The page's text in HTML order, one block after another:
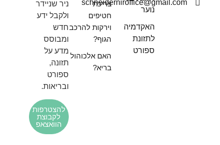
schneiderniroffice@gmail.com
נוער
האקדמיה
לתזונת
ספורט
צריכת
חטיפים
וירקות להרכב
הגוף?
האם אלכוהול
בריא?
ניר שניידר
ולקבל ידע
חדש
ומבוסס
מדע על
תזונה,
ספורט
ובריאות.
להצטרפות
לקבוצת
הוואצאפ